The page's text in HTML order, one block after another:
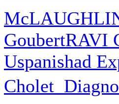
GoubertRAVI
Uspanishad
Cholet 